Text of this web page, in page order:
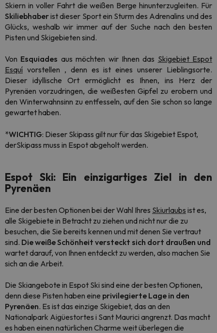
Skiern in voller Fahrt die weißen Berge hinunterzugleiten. Für
Skiliebhaberist dieser Sport ein Sturm des Adrenalins und des
Glücks, weshalb wir immer auf der Suche nach den besten
Pisten und Skigebieten sind.
Von Esquiades aus möchten wir Ihnen das Skigebiet Espot
Esquí vorstellen , denn es ist eines unserer Lieblingsorte.
Dieser idyllische Ort ermöglicht es Ihnen, ins Herz der
Pyrenäen vorzudringen, die weißesten Gipfel zu erobern und
den Winterwahnsinn zu entfesseln, auf den Sie schon so lange
gewartet haben.
*WICHTIG: Dieser Skipass gilt nur für das Skigebiet Espot,
derSkipass muss in Espotabgeholt werden.
Espot Ski: Ein einzigartiges Ziel in den
Pyrenäen
Eine der besten Optionen bei der Wahl Ihres Skiurlaubs ist es,
alle Skigebiete in Betracht zu ziehen und nicht nur die zu
besuchen, die Sie bereits kennen und mit denen Sie vertraut
sind. Die weiße Schönheit versteckt sich dort draußen und
wartet darauf, von Ihnen entdeckt zu werden, also machen Sie
sich an die Arbeit.
Die Skiangebote in Espot Ski sind eine der besten Optionen,
denn diese Pisten haben eine privilegierte Lage in den
Pyrenäen. Es ist das einzige Skigebiet, das an den
Nationalpark Aigüestortes i Sant Maurici angrenzt. Das macht
es haben einen natürlichen Charme weit überlegen die